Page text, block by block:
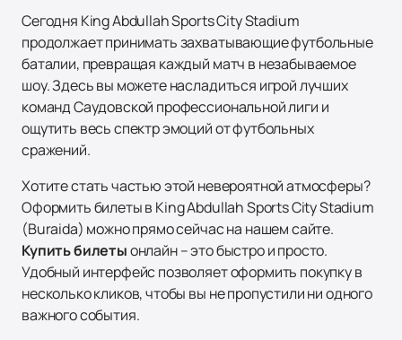
Сегодня King Abdullah Sports City Stadium
продолжает принимать захватывающие футбольные
баталии, превращая каждый матч в незабываемое
шоу. Здесь вы можете насладиться игрой лучших
команд Саудовской профессиональной лиги и
ощутить весь спектр эмоций от футбольных
сражений.
Хотите стать частью этой невероятной атмосферы?
Оформить билеты в King Abdullah Sports City Stadium
(Buraida) можно прямо сейчас на нашем сайте.
Купить билетыонлайн – это быстро и просто.
Удобный интерфейс позволяет оформить покупку в
несколько кликов, чтобы вы не пропустили ни одного
важного события.